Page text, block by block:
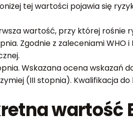
tej wartości pojawia się
wartość, przy której rośnie
Zgodnie z zaleceniami
Wskazana ocena wskazań
(III stopnia). Kwalifikacja
wartość